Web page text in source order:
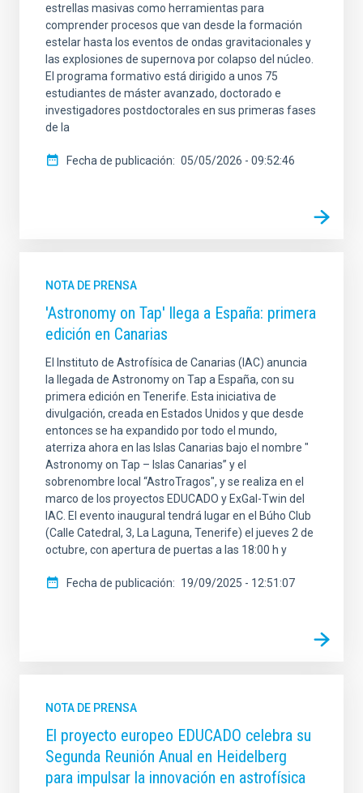
estrellas masivas como herramientas para
comprender procesos que van desde la formación
estelar hasta los eventos de ondas gravitacionales y
las explosiones de supernova por colapso del núcleo.
El programa formativo está dirigido a unos 75
estudiantes de máster avanzado, doctorado e
investigadores postdoctorales en sus primeras fases
de la
Fecha de publicación 05/05/2026 - 09:52:46
NOTA DE PRENSA
'Astronomy on Tap' llega a España: primera
edición en Canarias
El Instituto de Astrofísica de Canarias (IAC) anuncia
la llegada de Astronomy on Tap a España, con su
primera edición en Tenerife. Esta iniciativa de
divulgación, creada en Estados Unidos y que desde
entonces se ha expandido por todo el mundo,
aterriza ahora en las Islas Canarias bajo el nombre "
Astronomy on Tap – Islas Canarias” y el
sobrenombre local “AstroTragos", y se realiza en el
marco de los proyectos EDUCADO y ExGal-Twin del
IAC. El evento inaugural tendrá lugar en el Búho Club
(Calle Catedral, 3, La Laguna, Tenerife) el jueves 2 de
octubre, con apertura de puertas a las 18:00 h y
Fecha de publicación 19/09/2025 - 12:51:07
NOTA DE PRENSA
El proyecto europeo EDUCADO celebra su
Segunda Reunión Anual en Heidelberg
para impulsar la innovación en astrofísica